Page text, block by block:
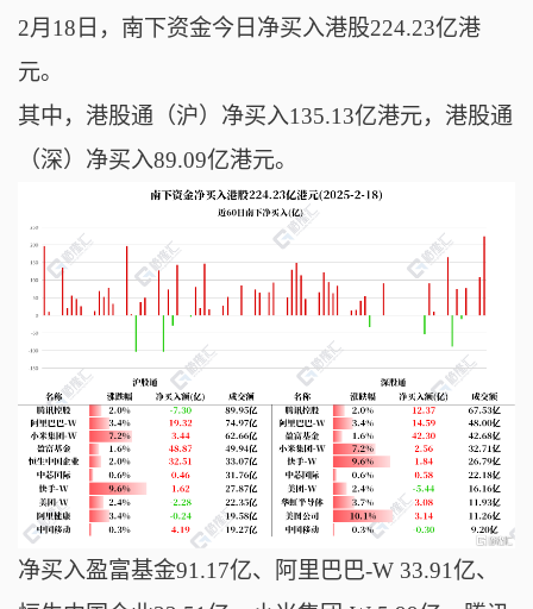
2月18日，南下资金今日净买入港股224.23亿港
元。
其中， 港股通（沪）净买入135.13亿港元，港股通
（深）净买入89.09亿港元。
净买入盈富基金91.17亿、阿里巴巴-W 33.91亿、